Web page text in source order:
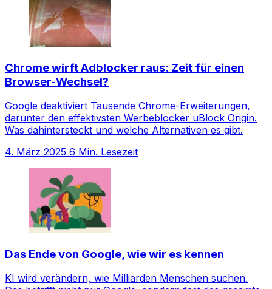
Chrome wirft Adblocker raus: Zeit für einen
Browser-Wechsel?
Google deaktiviert Tausende Chrome-Erweiterungen,
darunter den effektivsten Werbeblocker uBlock Origin.
Was dahintersteckt und welche Alternativen es gibt.
4. März 2025 6 Min. Lesezeit
Das Ende von Google, wie wir es kennen
KI wird verändern, wie Milliarden Menschen suchen.